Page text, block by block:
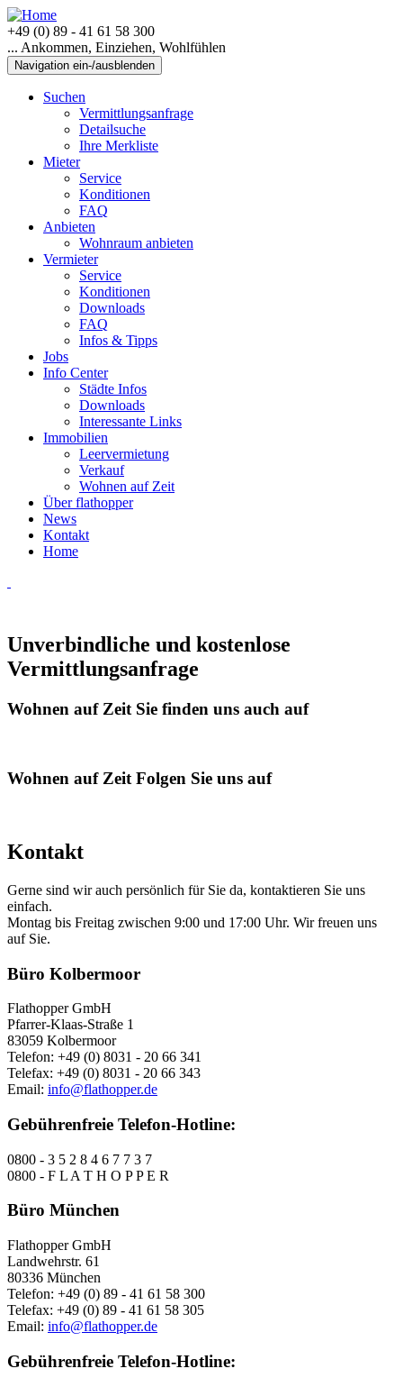
+49 (0) 89 - 41 61 58 300
... Ankommen, Einziehen, Wohlfühlen
Navigation ein-/ausblenden
Suchen
Vermittlungsanfrage
Detailsuche
Ihre Merkliste
Mieter
Service
Konditionen
FAQ
Anbieten
Wohnraum anbieten
Vermieter
Service
Konditionen
Downloads
FAQ
Infos & Tipps
Jobs
Info Center
Städte Infos
Downloads
Interessante Links
Immobilien
Leervermietung
Verkauf
Wohnen auf Zeit
Über flathopper
News
Kontakt
Home
Unverbindliche und kostenlose
Vermittlungsanfrage
Wohnen auf Zeit Sie finden uns auch auf
Wohnen auf ZeitFolgen Sie uns auf
Kontakt
Gerne sind wir auch persönlich für Sie da, kontaktieren Sie uns
einfach.
Montag bis Freitag zwischen 9:00 und 17:00 Uhr. Wir freuen uns
auf Sie.
Büro Kolbermoor
Flathopper GmbH
Pfarrer-Klaas-Straße 1
83059 Kolbermoor
Telefon: +49 (0) 8031 - 20 66 341
Telefax: +49 (0) 8031 - 20 66 343
Email: info@flathopper.de
Gebührenfreie Telefon-Hotline:
0800 - 3 5 2 8 4 6 7 7 3 7
0800 - F L A T H O P P E R
Büro München
Flathopper GmbH
Landwehrstr. 61
80336 München
Telefon: +49 (0) 89 - 41 61 58 300
Telefax: +49 (0) 89 - 41 61 58 305
Email: info@flathopper.de
Gebührenfreie Telefon-Hotline: